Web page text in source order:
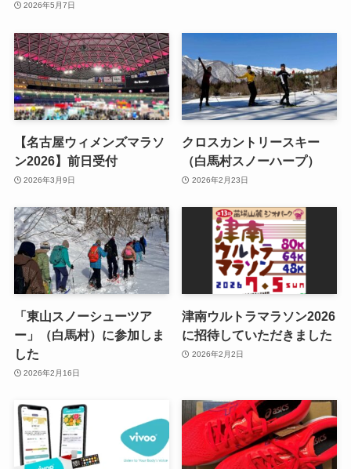
2026年5月7日
【名古屋ウィメンズマラソ
ン2026】前日受付
2026年3月9日
クロスカントリースキー
（白馬村スノーハープ）
2026年2月23日
「東山スノーシューツア
ー」（白馬村）に参加しま
した
2026年2月16日
津南ウルトラマラソン2026
に招待していただきました
2026年2月2日